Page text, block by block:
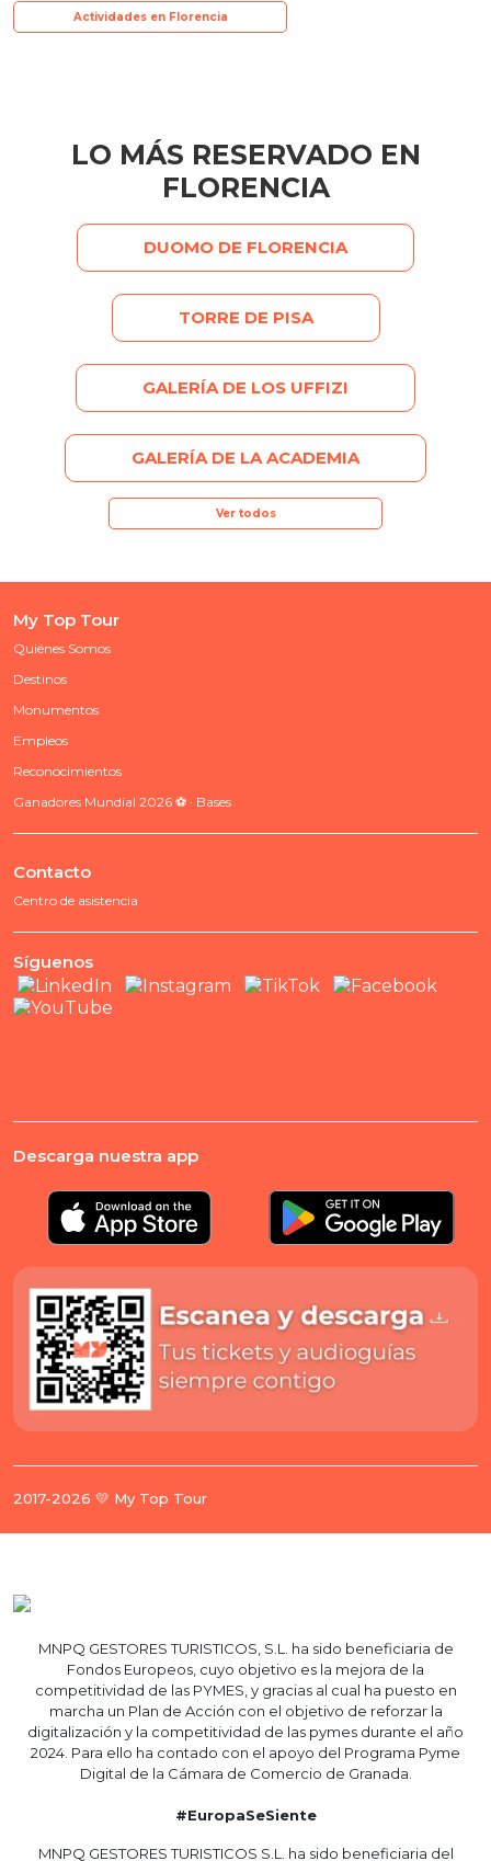
Actividades en Florencia
LO MÁS RESERVADO EN
FLORENCIA
DUOMO DE FLORENCIA
TORRE DE PISA
GALERÍA DE LOS UFFIZI
GALERÍA DE LA ACADEMIA
Ver todos
My Top Tour
Quiénes Somos
Destinos
Monumentos
Empleos
Reconocimientos
Ganadores Mundial 2026 ⚽ · Bases
Contacto
Centro de asistencia
Síguenos
Descarga nuestra app
2017-2026 💛 My Top Tour
MNPQ GESTORES TURISTICOS, S.L. ha sido beneficiaria de
Fondos Europeos, cuyo objetivo es la mejora de la
competitividad de las PYMES, y gracias al cual ha puesto en
marcha un Plan de Acción con el objetivo de reforzar la
digitalización y la competitividad de las pymes durante el año
2024. Para ello ha contado con el apoyo del Programa Pyme
Digital de la Cámara de Comercio de Granada.
#EuropaSeSiente
MNPQ GESTORES TURISTICOS S.L. ha sido beneficiaria del